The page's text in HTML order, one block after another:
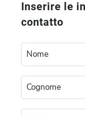
Inserire le
contatto